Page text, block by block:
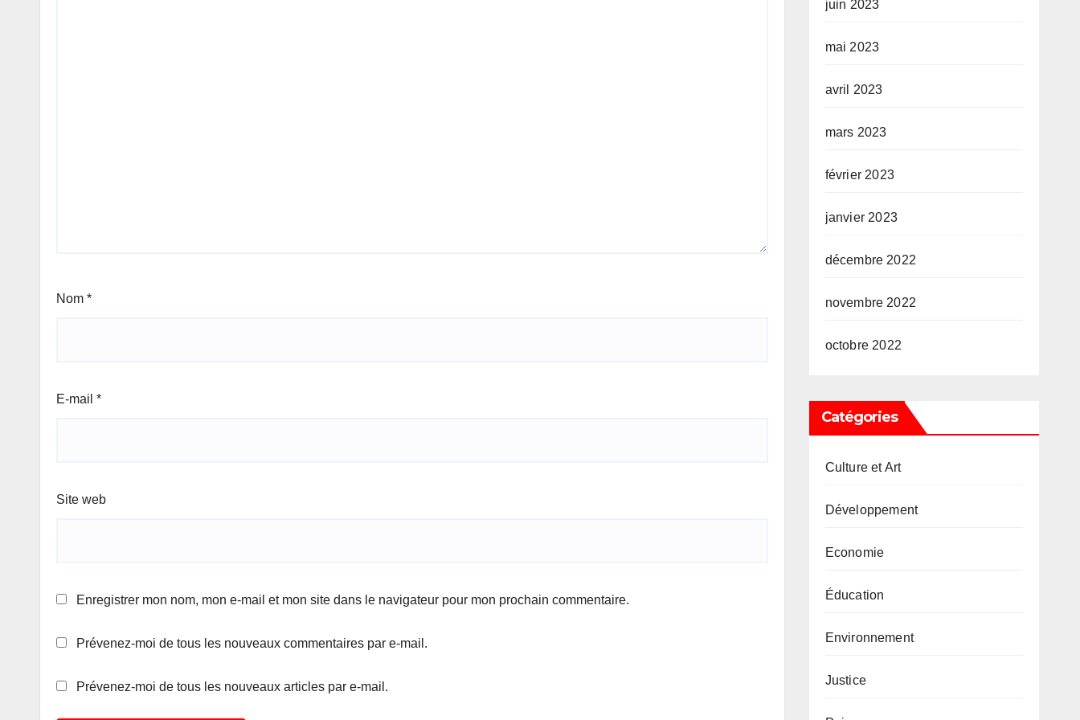
Nom *
E-mail *
Site web
Enregistrer mon nom, mon e-mail et mon site dans le navigateur pour mon prochain commentaire.
Prévenez-moi de tous les nouveaux commentaires par e-mail.
Prévenez-moi de tous les nouveaux articles par e-mail.
juin 2023
mai 2023
avril 2023
mars 2023
février 2023
janvier 2023
décembre 2022
novembre 2022
octobre 2022
Catégories
Culture et Art
Développement
Economie
Éducation
Environnement
Justice